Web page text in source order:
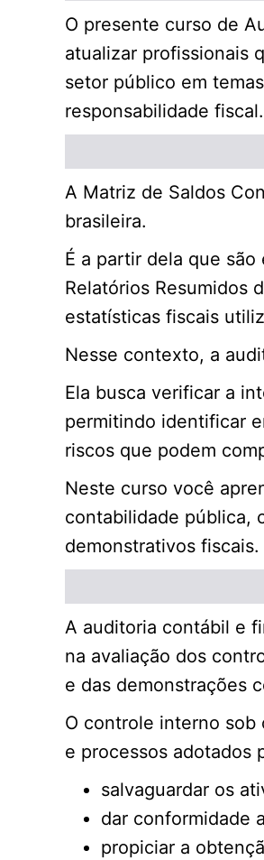
O presente curso de
atualizar profissionais
setor público em
responsabilidade fiscal.
A Matriz de Saldos
brasileira.
É a partir dela que
Relatórios Resumidos
estatísticas fiscais
Nesse contexto, a
Ela busca verificar a
permitindo identificar
riscos que podem
Neste curso você
contabilidade pública,
demonstrativos fiscais.
A auditoria contábil e
na avaliação dos
e das demonstrações
O controle interno
e processos adotados
salvaguardar os
dar conformidade
propiciar a